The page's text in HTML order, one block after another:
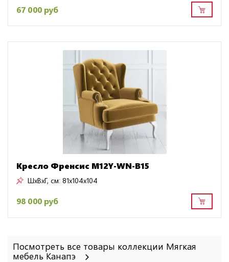
67 000 руб
Кресло Френсис M12Y-WN-B15
ШxВxГ, см: 81x104x104
98 000 руб
Посмотреть все товары коллекции Мягкая
мебель Канапэ